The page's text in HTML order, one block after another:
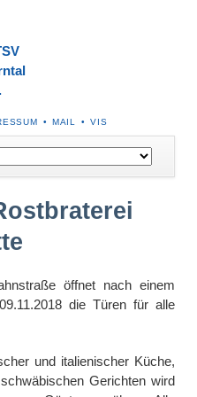
MAIL VIS
öffnet nach einem
die Türen für alle
und italienischer Küche,
Gerichten wird